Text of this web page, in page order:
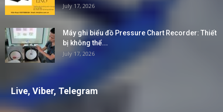
July 17, 2026
Máy ghi biểu đồ Pressure Chart Recorder: Thiết
bị không thể...
July 17, 2026
Live, Viber, Telegram